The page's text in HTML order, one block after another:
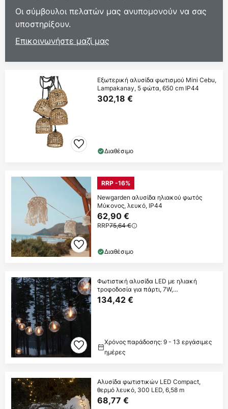
Οι σύμβουλοι πελατών μας ανυπομονούν να σας
υποστηρίξουν.
Επικοινωνήστε μαζί μας
Εξωτερική αλυσίδα φωτισμού Mini Cebu,
Lampakanay, 5 φώτα, 650 cm IP44
302,18 €
Διαθέσιμο
RRP -16%
Newgarden αλυσίδα ηλιακού φωτός
Μύκονος, λευκό, IP44
62,90 €
RRP75,64 €
Διαθέσιμο
Φωτιστική αλυσίδα LED με ηλιακή
τροφοδοσία για πάρτι, 7W,
κεχριμπαρένιο, IP44,
134,42 €
Χρόνος παράδοσης: 9 - 13 εργάσιμες
ημέρες
Αλυσίδα φωτιστικών LED Compact,
θερμό λευκό, 300 LED, 6,58 m
68,77 €